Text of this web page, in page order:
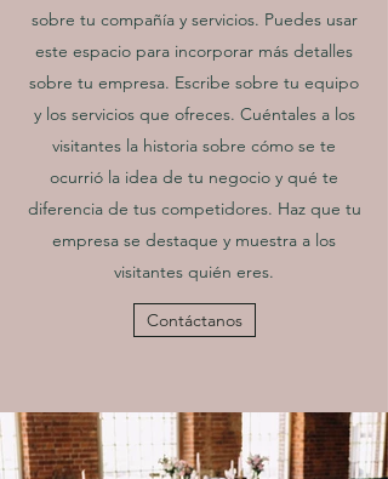
sobre tu compañía y servicios. Puedes usar
este espacio para incorporar más detalles
sobre tu empresa. Escribe sobre tu equipo
y los servicios que ofreces. Cuéntales a los
visitantes la historia sobre cómo se te
ocurrió la idea de tu negocio y qué te
diferencia de tus competidores. Haz que tu
empresa se destaque y muestra a los
visitantes quién eres.
Contáctanos